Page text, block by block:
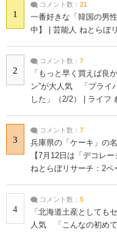
1
コメント数： 21
一番好きな「韓国の男
中】 | 芸能人 ねとらぼ
2
コメント数： 7
「もっと早く買えば良
ン”が大人気 「プライ
した」（2/2） | ライフ
3
コメント数： 7
兵庫県の「ケーキ」の
【7月12日は「デコレ
ねとらぼリサーチ：2ペ
4
コメント数： 5
「北海道土産としても
人気 「こんなの初めて